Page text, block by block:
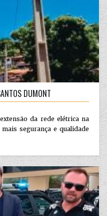
DUMONT
da rede elétrica na
segurança e qualidade